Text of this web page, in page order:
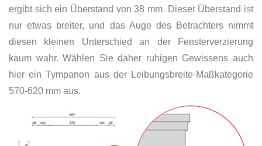
ergibt sich ein Überstand von 38 mm. Dieser Überstand ist
nur etwas breiter, und das Auge des Betrachters nimmt
diesen kleinen Unterschied an der Fensterverzierung
kaum wahr. Wählen Sie daher ruhigen Gewissens auch
hier ein Tympanon aus der Leibungsbreite-Maßkategorie
570-620 mm aus.